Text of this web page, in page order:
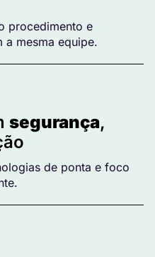
procedimento e
a mesma equipe.
segurança,
de ponta e foco